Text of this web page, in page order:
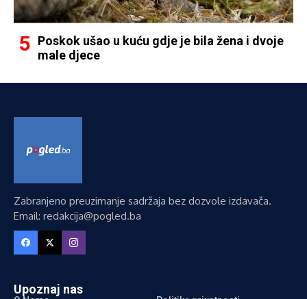
Poskok ušao u kuću gdje je bila žena i dvoje
male djece
Zabranjeno preuzimanje sadržaja bez dozvole izdavača.
Email: redakcija@pogled.ba
Upoznaj nas